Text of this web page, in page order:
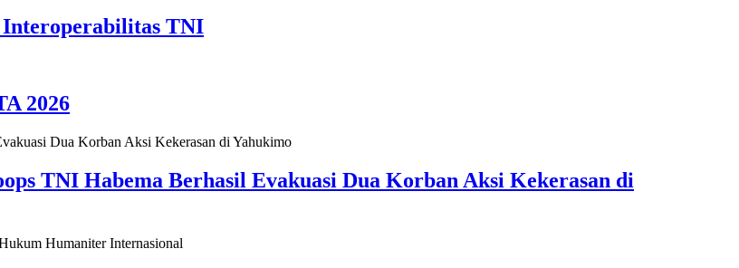
Interoperabilitas TNI
2026
TNI Habema Berhasil Evakuasi Dua Korban Aksi Kekerasan di